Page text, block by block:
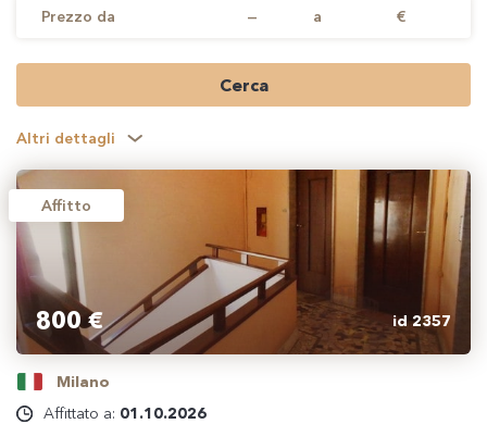
Prezzo da — a €
Cerca
Altri dettagli
Affitto
800 € id 2357
Milano
Affittato a: 01.10.2026